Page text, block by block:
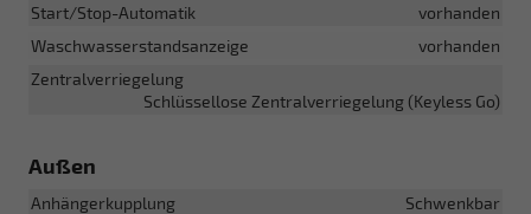
Start/Stop-Automatik
vorhanden
Waschwasserstandsanzeige
vorhanden
Zentralverriegelung
Schlüssellose Zentralverriegelung (Keyless Go)
Außen
Anhängerkupplung
Schwenkbar